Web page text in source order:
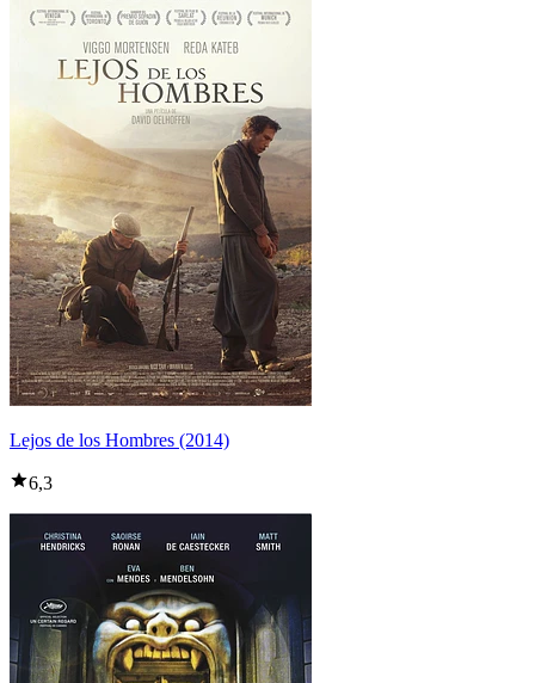
Lejos de los Hombres (2014)
6,3